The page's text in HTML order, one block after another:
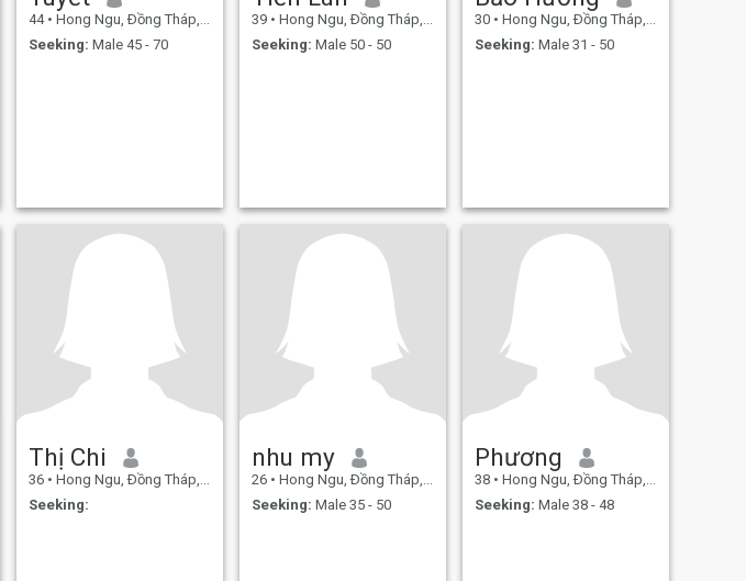
44 • Hong Ngu, Ðồng Tháp, Vietnam
Seeking: Male 45 - 70
39 • Hong Ngu, Ðồng Tháp, Vietnam
Seeking: Male 50 - 50
30 • Hong Ngu, Ðồng Tháp, Vietnam
Seeking: Male 31 - 50
Thị Chi
36 • Hong Ngu, Ðồng Tháp, Vietnam
Seeking:
nhu my
26 • Hong Ngu, Ðồng Tháp, Vietnam
Seeking: Male 35 - 50
Phương
38 • Hong Ngu, Ðồng Tháp, Vietnam
Seeking: Male 38 - 48